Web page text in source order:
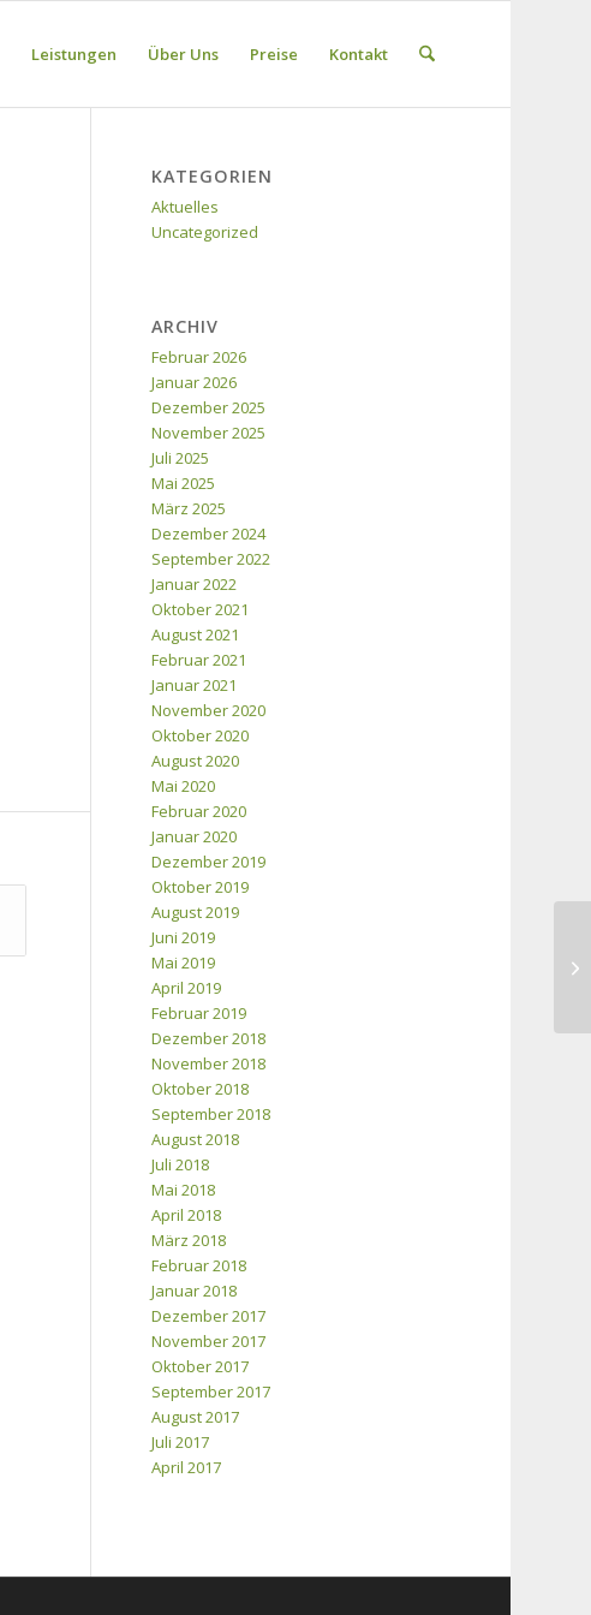
Leistungen Über Uns Preise Kontakt
KATEGORIEN
Aktuelles
Uncategorized
ARCHIV
Februar 2026
Januar 2026
Dezember 2025
November 2025
Juli 2025
Mai 2025
März 2025
Dezember 2024
September 2022
Januar 2022
Oktober 2021
August 2021
Februar 2021
Januar 2021
November 2020
Oktober 2020
August 2020
Mai 2020
Februar 2020
Januar 2020
Dezember 2019
Oktober 2019
August 2019
Juni 2019
Mai 2019
April 2019
Februar 2019
Dezember 2018
November 2018
Oktober 2018
September 2018
August 2018
Juli 2018
Mai 2018
April 2018
März 2018
Februar 2018
Januar 2018
Dezember 2017
November 2017
Oktober 2017
September 2017
August 2017
Juli 2017
April 2017